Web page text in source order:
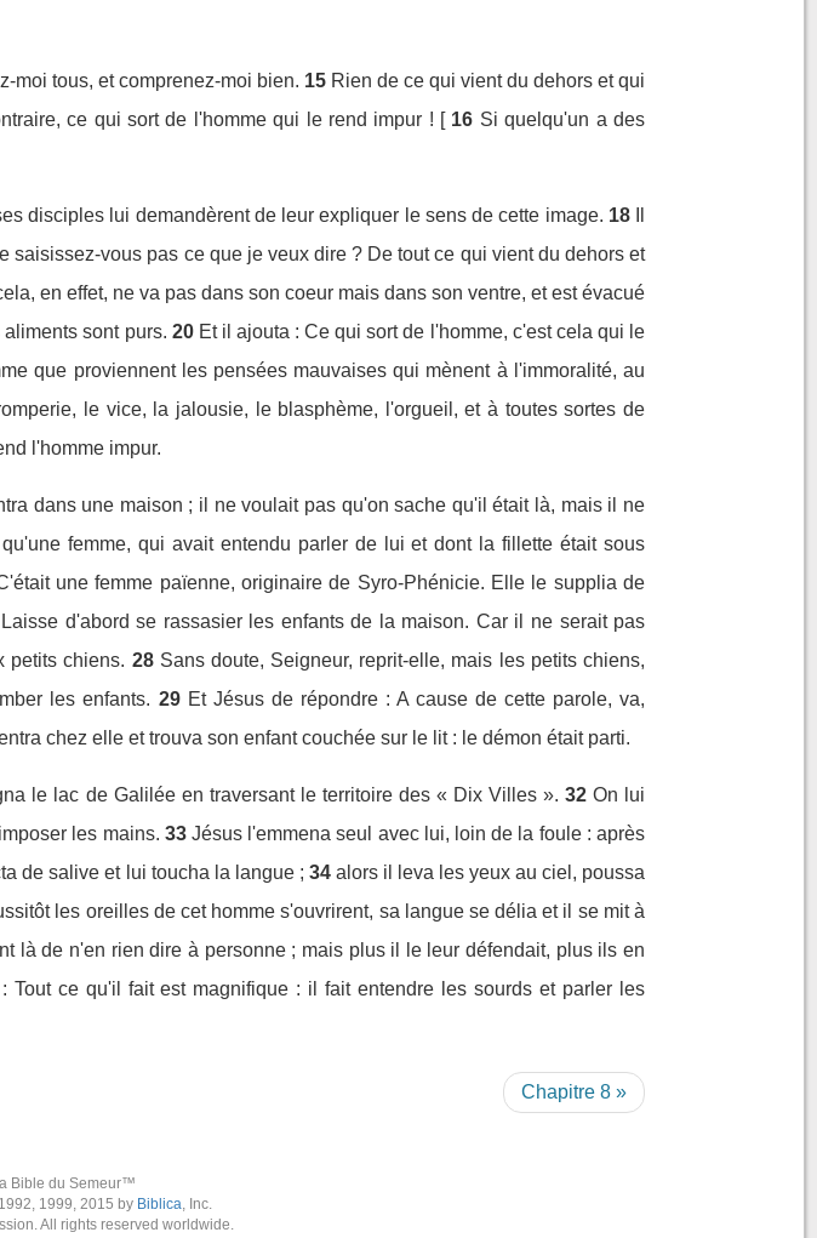
moi tous, et comprenez-moi bien. 15 Rien de ce qui vient du dehors et qui
ce qui sort de l'homme qui le rend impur ! [ 16 Si quelqu'un a des
disciples lui demandèrent de leur expliquer le sens de cette image. 18
saisissez-vous pas ce que je veux dire ? De tout ce qui vient du dehors et
en effet, ne va pas dans son coeur mais dans son ventre, et est évacué
sont purs. 20 Et il ajouta : Ce qui sort de l'homme, c'est cela qui le
que proviennent les pensées mauvaises qui mènent à l'immoralité, au
le vice, la jalousie, le blasphème, l'orgueil, et à toutes sortes de
l'homme impur.
dans une maison ; il ne voulait pas qu'on sache qu'il était là, mais il ne
femme, qui avait entendu parler de lui et dont la fillette était sous
une femme païenne, originaire de Syro-Phénicie. Elle le supplia de
d'abord se rassasier les enfants de la maison. Car il ne serait pas
petits chiens. 28 Sans doute, Seigneur, reprit-elle, mais les petits chiens,
les enfants. 29 Et Jésus de répondre : A cause de cette parole, va,
chez elle et trouva son enfant couchée sur le lit : le démon était parti.
le lac de Galilée en traversant le territoire des « Dix Villes ». 32 On lui
les mains. 33 Jésus l'emmena seul avec lui, loin de la foule : après
de salive et lui toucha la langue ; 34 alors il leva les yeux au ciel, poussa
les oreilles de cet homme s'ouvrirent, sa langue se délia et il se mit à
là de n'en rien dire à personne ; mais plus il le leur défendait, plus ils en
Tout ce qu'il fait est magnifique : il fait entendre les sourds et parler les
Chapitre 8 »
Bible du Semeur™
1999, 2015 by Biblica, Inc.
All rights reserved worldwide.